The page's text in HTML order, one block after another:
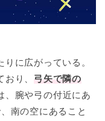
に広がっている。
おり、 弓矢で隣の
、腕や弓の付近にあ
南の空にあること